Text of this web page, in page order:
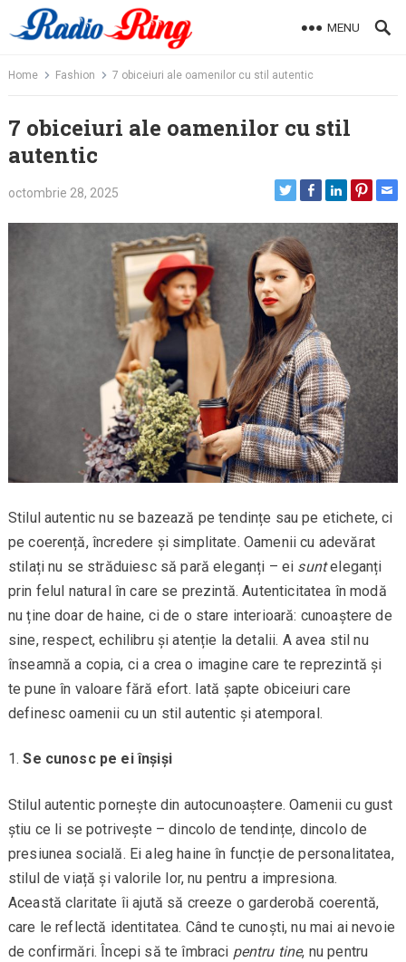
to
MENU
Home Fashion 7 obiceiuri ale oamenilor cu stil autentic
7 obiceiuri ale oamenilor cu stil
autentic
octombrie 28, 2025
Stilul autentic nu se bazează pe tendințe sau pe etichete, ci
pe coerență, încredere și simplitate. Oamenii cu adevărat
stilați nu se străduiesc să pară eleganți – ei sunteleganți
prin felul natural în care se prezintă. Autenticitatea în modă
nu ține doar de haine, ci de o stare interioară: cunoaștere de
sine, respect, echilibru și atenție la detalii. A avea stil nu
înseamnă a copia, ci a crea o imagine care te reprezintă și
te pune în valoare fără efort. Iată șapte obiceiuri care
definesc oamenii cu un stil autentic și atemporal.
Se cunosc pe ei înșiși
Stilul autentic pornește din autocunoaștere. Oamenii cu gust
știu ce li se potrivește – dincolo de tendințe, dincolo de
presiunea socială. Ei aleg haine în funcție de personalitatea,
stilul de viață și valorile lor, nu pentru a impresiona.
Această claritate îi ajută să creeze o garderobă coerentă,
care le reflectă identitatea. Când te cunoști, nu mai ai nevoie
de confirmări. Începi să te îmbraci pentru tine, nu pentru